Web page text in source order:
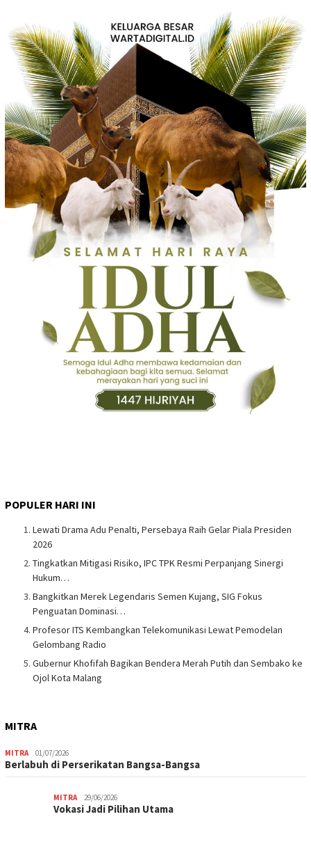
POPULER HARI INI
Lewati Drama Adu Penalti, Persebaya Raih Gelar Piala Presiden
2026
Tingkatkan Mitigasi Risiko, IPC TPK Resmi Perpanjang Sinergi
Hukum…
Bangkitkan Merek Legendaris Semen Kujang, SIG Fokus
Penguatan Dominasi…
Profesor ITS Kembangkan Telekomunikasi Lewat Pemodelan
Gelombang Radio
Gubernur Khofifah Bagikan Bendera Merah Putih dan Sembako ke
Ojol Kota Malang
MITRA
MITRA 01/07/2026
Berlabuh di Perserikatan Bangsa-Bangsa
MITRA 29/06/2026
Vokasi Jadi Pilihan Utama